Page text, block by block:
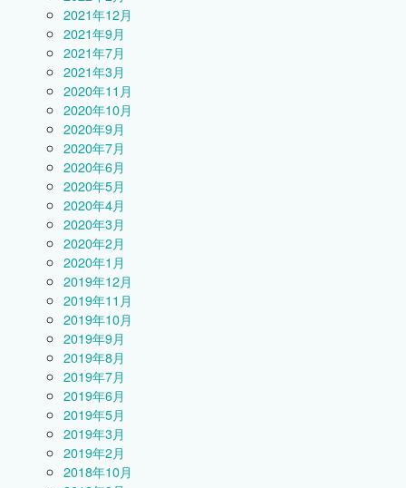
2021年12月
2021年9月
2021年7月
2021年3月
2020年11月
2020年10月
2020年9月
2020年7月
2020年6月
2020年5月
2020年4月
2020年3月
2020年2月
2020年1月
2019年12月
2019年11月
2019年10月
2019年9月
2019年8月
2019年7月
2019年6月
2019年5月
2019年3月
2019年2月
2018年10月